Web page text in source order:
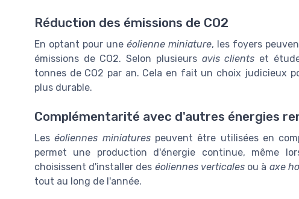
Réduction des émissions de CO2
En optant pour une éolienne miniature, les foyers
émissions de CO2. Selon plusieurs avis clients et
tonnes de CO2 par an. Cela en fait un choix judicieux
plus durable.
Complémentarité avec d'autres énergies
Leséoliennes miniaturespeuvent être utilisées en
permet une production d'énergie continue, même
choisissent d'installer des éoliennes verticalesou à axe
tout au long de l'année.